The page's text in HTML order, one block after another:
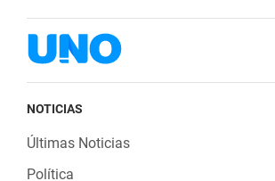
NOTICIAS
Últimas Noticias
Política